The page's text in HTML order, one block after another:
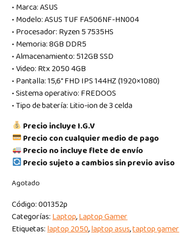
• Marca: ASUS
• Modelo: ASUS TUF FA506NF-HN004
• Procesador: Ryzen 5 7535HS
• Memoria: 8GB DDR5
• Almacenamiento: 512GB SSD
• Video: Rtx 2050 4GB
• Pantalla: 15,6″ FHD IPS 144HZ (1920×1080)
• Sistema operativo: FREDOOS
• Tipo de batería: Litio-ion de 3 celda
Precio incluye I.G.V
Precio con cualquier medio de pago
Precio no incluye flete de envío
Precio sujeto a cambios sin previo aviso
Agotado
Código:001352p
Categorías:Laptop,Laptop Gamer
Etiquetas:laptop 2050,laptop asus,taptop gamer